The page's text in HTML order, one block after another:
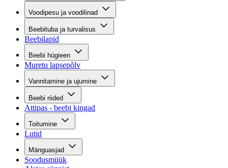
Voodipesu ja voodilinad
Beebituba ja turvalisus
Beebilapid
Beebi hügieen
Muretu lapsepõlv
Vannitamine ja ujumine
Beebi riided
Attipas - beebi kingad
Toitumine
Lutid
Mänguasjad
Soodusmüük